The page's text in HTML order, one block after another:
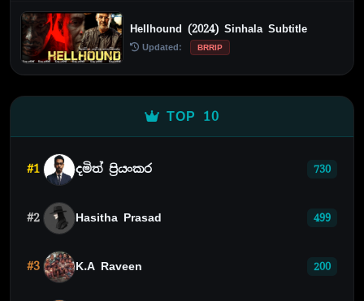
Hellhound (2024) Sinhala Subtitle
Updated: BRRIP
TOP 10
#1 දමිත් ප්‍රියංකර 730
#2 Hasitha Prasad 499
#3 K.A Raveen 200